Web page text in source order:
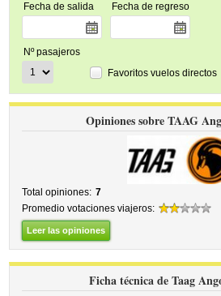
Fecha de salida Fecha de regreso
Nº pasajeros
Favoritos vuelos directos
Opiniones sobre TAAG
Total opiniones: 7
Promedio votaciones viajeros:
Leer las opiniones
Ficha técnica de Taag